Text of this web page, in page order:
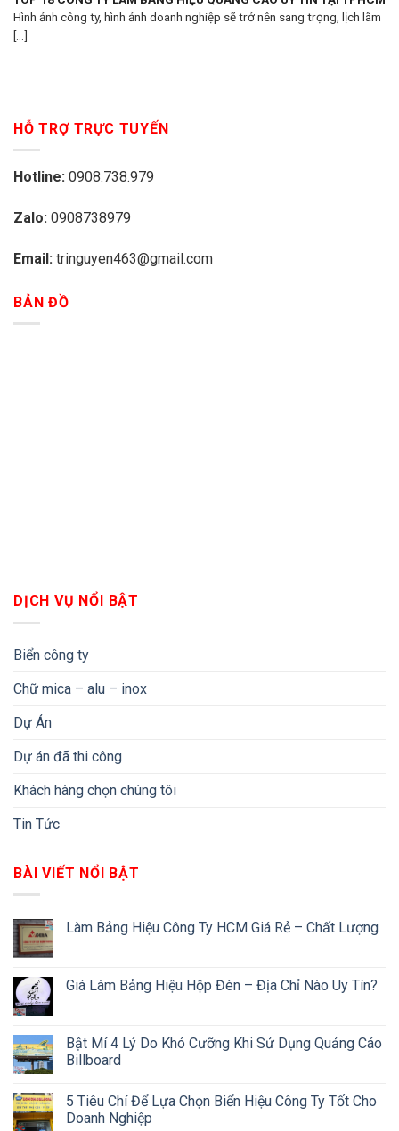
Hình ảnh công ty, hình ảnh doanh nghiệp sẽ trở nên sang trọng, lịch lãm
[...]
HỖ TRỢ TRỰC TUYẾN
Hotline: 0908.738.979
Zalo: 0908738979
Email: tringuyen463@gmail.com
BẢN ĐỒ
DỊCH VỤ NỔI BẬT
Biển công ty
Chữ mica – alu – inox
Dự Án
Dự án đã thi công
Khách hàng chọn chúng tôi
Tin Tức
BÀI VIẾT NỔI BẬT
Làm Bảng Hiệu Công Ty HCM Giá Rẻ – Chất Lượng
Giá Làm Bảng Hiệu Hộp Đèn – Địa Chỉ Nào Uy Tín?
Bật Mí 4 Lý Do Khó Cưỡng Khi Sử Dụng Quảng Cáo
Billboard
5 Tiêu Chí Để Lựa Chọn Biển Hiệu Công Ty Tốt Cho
Doanh Nghiệp